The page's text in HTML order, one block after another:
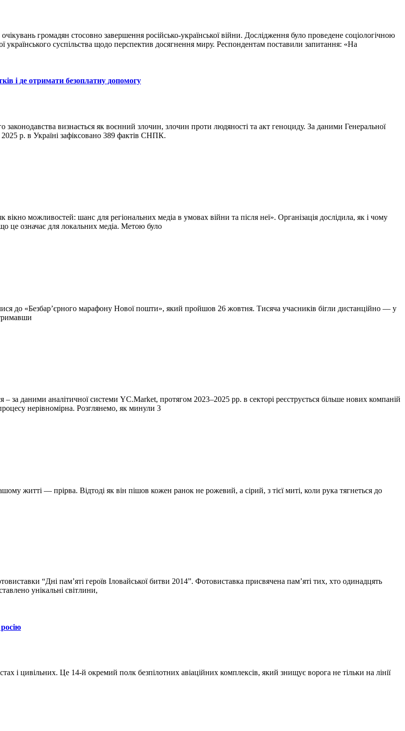
громадян стосовно завершення російсько-української війни. Дослідження було проведене соціологічною
українського суспільства щодо перспектив досягнення миру. Респондентам поставили запитання: «На
і де отримати безоплатну допомогу
визнається як воєнний злочин, злочин проти людяності та акт геноциду. За даними Генеральної
р. в Україні зафіксовано 389 фактів СНПК.
можливостей: шанс для регіональних медіа в умовах війни та після неї». Організація дослідила, як і чому
це означає для локальних медіа. Метою було
до «Безбар’єрного марафону Нової пошти», який пройшов 26 жовтня. Тисяча учасників бігли дистанційно — у
за даними аналітичної системи YC.Market, протягом 2023–2025 рр. в секторі реєструється більше нових компаній
нерівномірна. Розглянемо, як минули 3
житті — прірва. Відтоді як він пішов кожен ранок не рожевий, а сірий, з тієї миті, коли рука тягнеться до
“Дні пам’яті героїв Іловайської битви 2014”. Фотовиставка присвячена пам’яті тих, хто одинадцять
унікальні світлини,
і цивільних. Це 14-й окремий полк безпілотних авіаційних комплексів, який знищує ворога не тільки на лінії